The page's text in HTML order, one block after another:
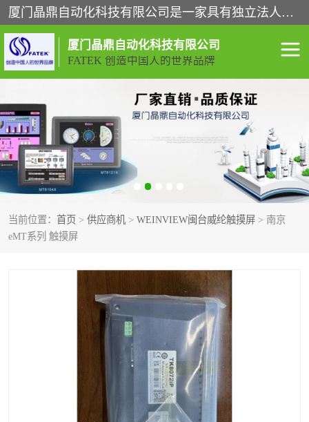
厦门晶鼎自动化科技有限公司是一家具有独立法人资格的高新技术企业；代理销售的产品有台湾威纶触摸屏，魏德米勒全系列，永宏触摸屏,威纶触摸屏,台湾威纶weinview触摸屏,台湾永宏PLC，FATEK,永宏伺服,图儿克总线，施耐德，欧姆龙，西门子，富士变频，K&N蓝系列， BUSSMANN，松下变频器，丹佛斯变频器等。
厦门晶鼎自动化科技有限公司
FATEK 创造中国人的世界品牌
当前位置： 首页 > 供应商机 > WEINVIEW闽台威纶触摸屏 > 南京
eMT系列 触摸屏
闽台永宏PLC WEINVIEW闽台威纶触摸
正弦变频器正弦伺服 魏德米勒接线端子
ABB电流开关 魏德米勒电源
丹佛斯变频器 MOXA通讯模块
西门子
其他
安士能开关
普洛菲斯触摸屏